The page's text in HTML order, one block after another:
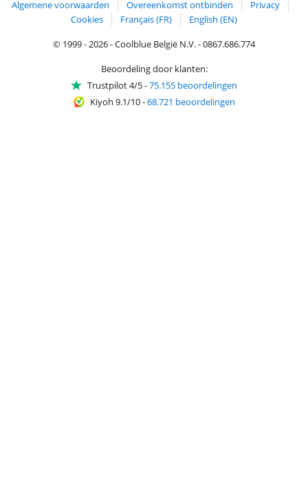
Algemene voorwaarden Overeenkomst ontbinden
Privacy
Cookies
Français (FR)
English (EN)
© 1999 - 2026 - Coolblue België N.V. - 0867.686.774
Beoordeling door klanten:
Trustpilot 4/5-75.155 beoordelingen
Kiyoh 9.1/10-68.721 beoordelingen